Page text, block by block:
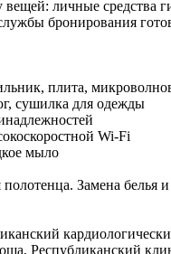
личные средства
бронирования
плита,
сушилка для одежды
Wi-Fi
мыло
Замена
Республиканский